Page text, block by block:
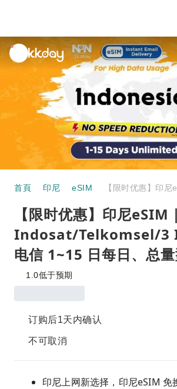
unread
notifications
首頁 印尼 eSIM
【限时优惠】印尼eSIM
Indosat/Telkomsel/3
电信 1~15 日每日、总
1.0低于预期
订购后1天内确认
不可取消
印尼上网新选择，印尼eSIM 免